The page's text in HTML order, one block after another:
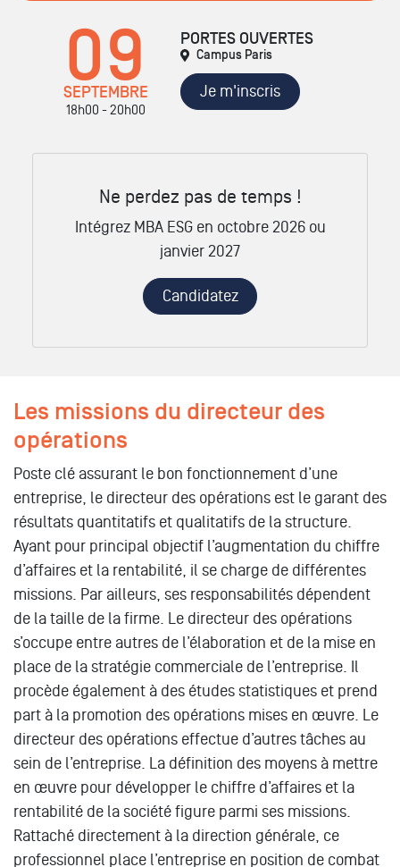
09
SEPTEMBRE
18h00 - 20h00
PORTES OUVERTES
Campus Paris
Je m'inscris
Ne perdez pas de temps !
Intégrez MBA ESG en octobre 2026 ou
janvier 2027
Candidatez
Les missions du directeur des
opérations
Poste clé assurant le bon fonctionnement d’une
entreprise, le directeur des opérations est le garant des
résultats quantitatifs et qualitatifs de la structure.
Ayant pour principal objectif l’augmentation du chiffre
d’affaires et la rentabilité, il se charge de différentes
missions. Par ailleurs, ses responsabilités dépendent
de la taille de la firme. Le directeur des opérations
s’occupe entre autres de l’élaboration et de la mise en
place de la stratégie commerciale de l’entreprise. Il
procède également à des études statistiques et prend
part à la promotion des opérations mises en œuvre. Le
directeur des opérations effectue d’autres tâches au
sein de l’entreprise. La définition des moyens à mettre
en œuvre pour développer le chiffre d’affaires et la
rentabilité de la société figure parmi ses missions.
Rattaché directement à la direction générale, ce
professionnel place l’entreprise en position de combat